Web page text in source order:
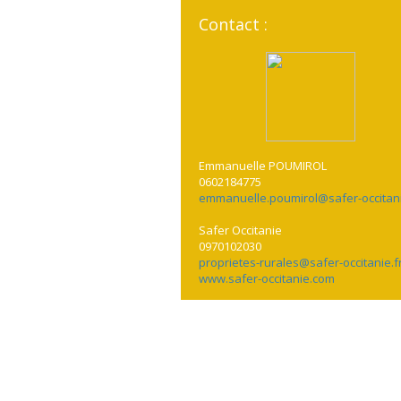
Contact :
Emmanuelle POUMIROL
0602184775
emmanuelle.poumirol@safer-
Safer Occitanie
0970102030
proprietes-rurales@safer-
www.safer-occitanie.com